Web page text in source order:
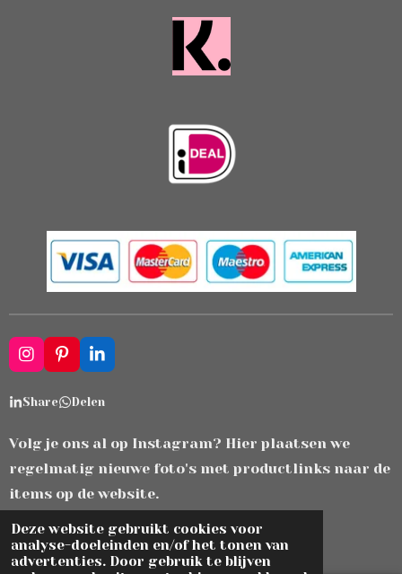
Deze website gebruikt cookies voor
analyse-doeleinden en/of het tonen van
advertenties. Door gebruik te blijven
I
n
s
t
g
a
m
P
i
n
t
r
s
t
L
i
k
d
n
Share Delen
Volg je ons al op Instagram? Hier plaatsen we
regelmatig nieuwe foto's met productlinks naar de
items op de website.
Powered byJouwWeb